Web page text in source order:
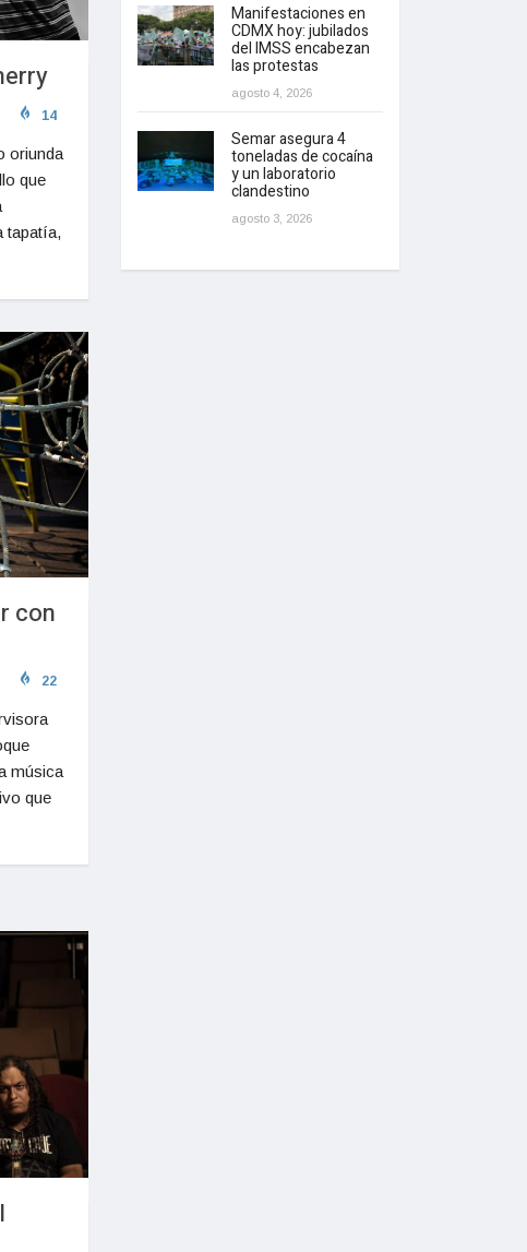
14
oriunda
que
tapatía,
con
22
música
que
Manifestaciones en
CDMX hoy: jubilados
del IMSS encabezan
las protestas
agosto 4, 2026
Semar asegura 4
toneladas de cocaína
y un laboratorio
clandestino
agosto 3, 2026